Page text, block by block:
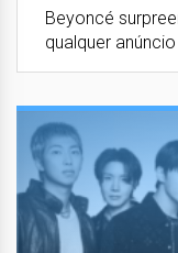
Beyoncé
qualquer